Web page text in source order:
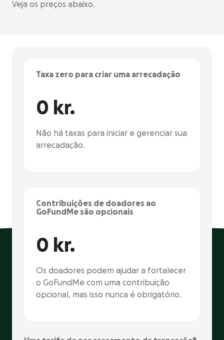
Veja os preços abaixo.
Taxa zero para criar uma arrecadação
0 kr.
Não há taxas para iniciar e gerenciar sua
arrecadação.
Contribuições de doadores ao
GoFundMe são opcionais
0 kr.
Os doadores podem ajudar a fortalecer
o GoFundMe com uma contribuição
opcional, mas isso nunca é obrigatório.